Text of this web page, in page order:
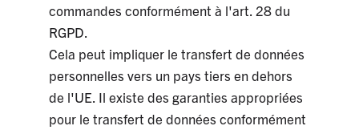
commandes conformément à l'art. 28 du
RGPD.
Cela peut impliquer le transfert de données
personnelles vers un pays tiers en dehors
de l'UE. Il existe des garanties appropriées
pour le transfert de données conformément